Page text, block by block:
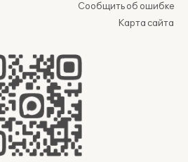
Сообщить об ошибке
Карта сайта